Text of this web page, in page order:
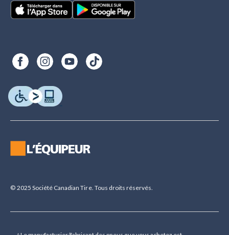
© 2025 Société Canadian Tire. Tous droits réservés.